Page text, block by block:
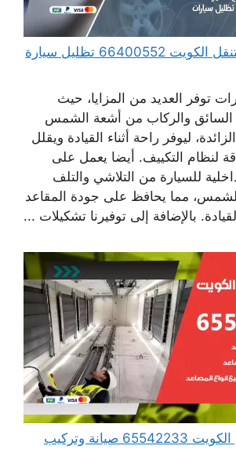
تظليل سيارات متنقل الكويت 66400552 تظليل سيارة
توفر العديد من المزايا، حيث
السائق والركاب من أشعة الشمس
ليوفر راحة أثناء القيادة ويقلل
لنظام التكييف. أيضا يعمل على
للسيارة من التلاشي والتلف
مما يحافظ على جودة المقاعد
بالإضافة إلى توفيرنا تشكيلات ...
صيانة مصاعد في الكويت 65542233 صيانة وتركيب